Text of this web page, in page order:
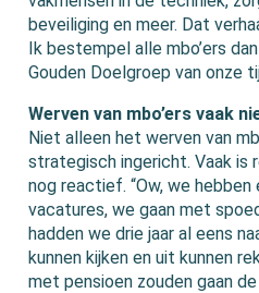
beveiliging en meer. Dat
Ik bestempel alle mbo’ers
Gouden Doelgroep van onze
Werven van mbo’ers vaak
Niet alleen het werven van
strategisch ingericht. Vaak is
nog reactief. “Ow, we
vacatures, we gaan met
hadden we drie jaar al eens
kunnen kijken en uit kunnen
met pensioen zouden gaan